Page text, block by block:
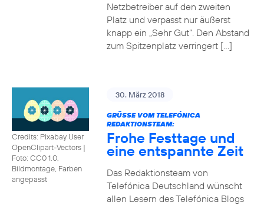
Netzbetreiber auf den zweiten
Platz und verpasst nur äußerst
knapp ein „Sehr Gut“. Den Abstand
zum Spitzenplatz verringert […]
Credits: Pixabay User
OpenClipart-Vectors |
Foto: CC0 1.0,
Bildmontage, Farben
angepasst
30. März 2018
GRÜSSE VOM TELEFÓNICA R
EDAKTIONSTEAM:
Frohe Festtage und
eine entspannte Zeit
Das Redaktionsteam von
Telefónica Deutschland wünscht
allen Lesern des Telefónica Blogs